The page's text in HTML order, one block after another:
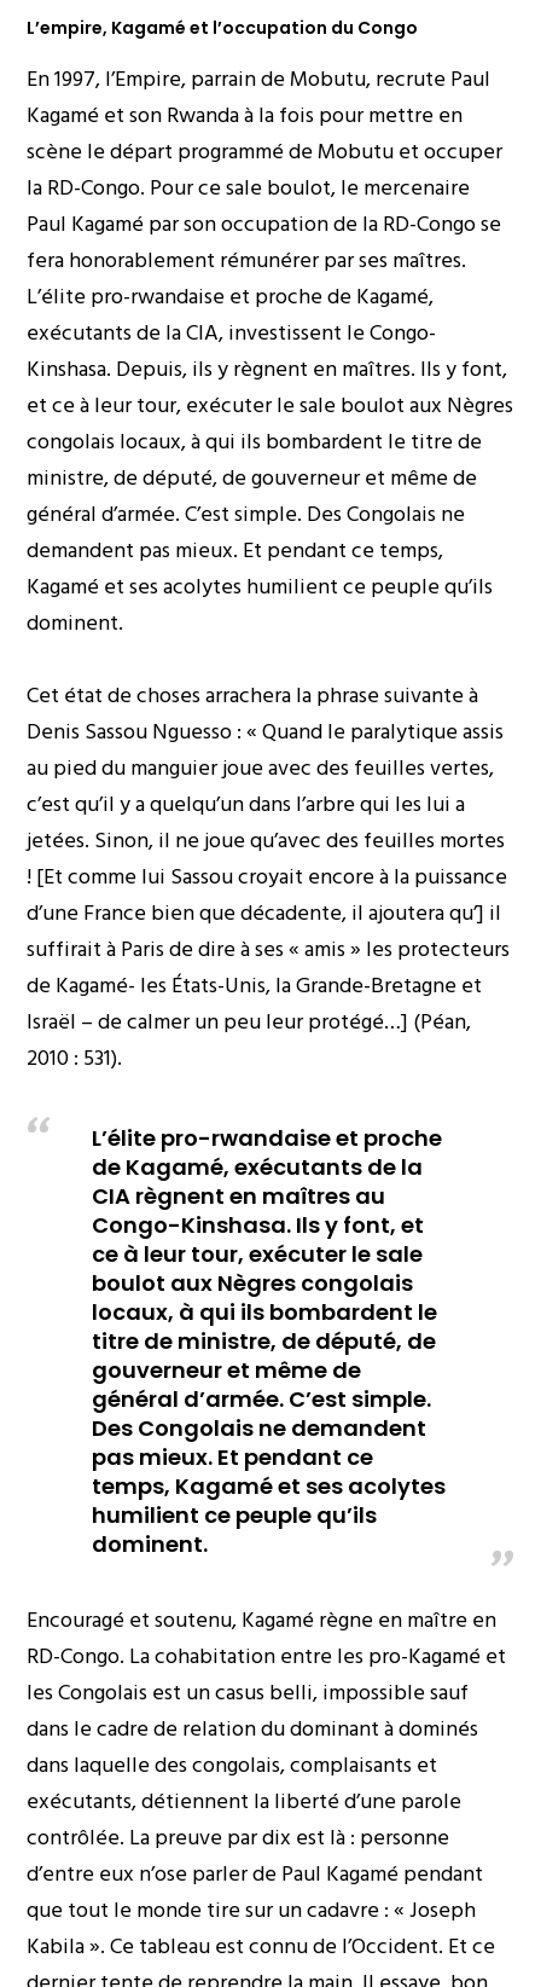
L’empire, Kagamé et l’occupation du Congo
En 1997, l’Empire, parrain de Mobutu, recrute Paul
Kagamé et son Rwanda à la fois pour mettre en
scène le départ programmé de Mobutu et occuper
la RD-Congo. Pour ce sale boulot, le mercenaire
Paul Kagamé par son occupation de la RD-Congo se
fera honorablement rémunérer par ses maîtres.
L’élite pro-rwandaise et proche de Kagamé,
exécutants de la CIA, investissent le Congo-
Kinshasa. Depuis, ils y règnent en maîtres. Ils y font,
et ce à leur tour, exécuter le sale boulot aux Nègres
congolais locaux, à qui ils bombardent le titre de
ministre, de député, de gouverneur et même de
général d’armée. C’est simple. Des Congolais ne
demandent pas mieux. Et pendant ce temps,
Kagamé et ses acolytes humilient ce peuple qu’ils
dominent.
Cet état de choses arrachera la phrase suivante à
Denis Sassou Nguesso : « Quand le paralytique assis
au pied du manguier joue avec des feuilles vertes,
c’est qu’il y a quelqu’un dans l’arbre qui les lui a
jetées. Sinon, il ne joue qu’avec des feuilles mortes
! [Et comme lui Sassou croyait encore à la puissance
d’une France bien que décadente, il ajoutera qu’] il
suffirait à Paris de dire à ses « amis » les protecteurs
de Kagamé- les États-Unis, la Grande-Bretagne et
Israël – de calmer un peu leur protégé…] (Péan,
2010 : 531).
L’élite pro-rwandaise et proche
de Kagamé, exécutants de la
CIA règnent en maîtres au
Congo-Kinshasa. Ils y font, et
ce à leur tour, exécuter le sale
boulot aux Nègres congolais
locaux, à qui ils bombardent le
titre de ministre, de député, de
gouverneur et même de
général d’armée. C’est simple.
Des Congolais ne demandent
pas mieux. Et pendant ce
temps, Kagamé et ses acolytes
humilient ce peuple qu’ils
dominent.
Encouragé et soutenu, Kagamé règne en maître en
RD-Congo. La cohabitation entre les pro-Kagamé et
les Congolais est un casus belli, impossible sauf
dans le cadre de relation du dominant à dominés
dans laquelle des congolais, complaisants et
exécutants, détiennent la liberté d’une parole
contrôlée. La preuve par dix est là : personne
d’entre eux n’ose parler de Paul Kagamé pendant
que tout le monde tire sur un cadavre : « Joseph
Kabila ». Ce tableau est connu de l’Occident. Et ce